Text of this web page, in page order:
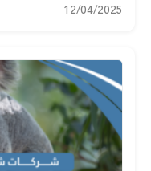
12/04/2025